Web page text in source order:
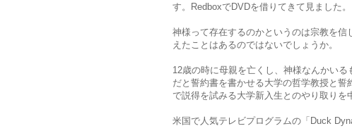
す。RedboxでDVDを借りてきて見ました。
神様って存在するのかというのは宗教を
えたことはあるのではないでしょうか。
12歳の時に母親を亡くし、神様なんかい
だと誓約書を書かせる大学の哲学教授と
で説得を試みる大学新入生とのやり取りを
米国で人気テレビプログラムの「Duck